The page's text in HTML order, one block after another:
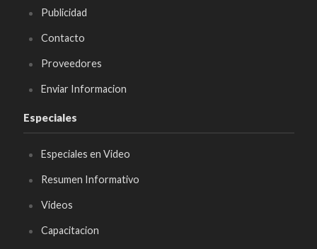
Publicidad
Contacto
Proveedores
Enviar Informacion
Especiales
Especiales en Video
Resumen Informativo
Videos
Capacitacion